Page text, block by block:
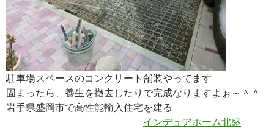
駐車場スペースのコンクリート舗装やってます
固まったら、養生を撤去したりで完成なりますよぉ～＾＾
岩手県盛岡市で高性能輸入住宅を建る
インデュアホーム北盛